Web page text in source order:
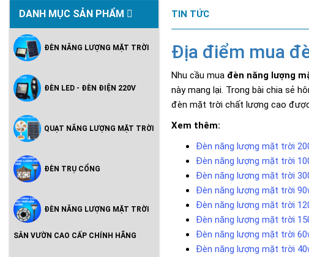
VIDEO ĐÈN PHA ĐIỆN 220V
DANH MỤC SẢN PHẨM
ĐÈN NĂNG LƯỢNG MẶT TRỜI
ĐÈN LED - ĐÈN ĐIỆN 220V
Hoàng Quốc Bảo - Độ Sáng Cao,
QUẠT NĂNG LƯỢNG MẶT TRỜI
ĐÈN TRỤ CỔNG
ĐÈN NĂNG LƯỢNG MẶT TRỜI
SÂN VƯỜN CAO CẤP CHÍNH HÃNG
TIN TỨC
Địa điểm mua
Nhu cầu mua đèn năng lượng
này mang lại. Trong bài chia sẻ
đèn mặt trời chất lượng cao
Xem thêm:
Đèn năng lượng mặt trời
Đèn năng lượng mặt trời
Đèn năng lượng mặt trời
Đèn năng lượng mặt trời
Đèn năng lượng mặt trời
Đèn năng lượng mặt trời
Đèn năng lượng mặt trời
Đèn năng lượng mặt trời